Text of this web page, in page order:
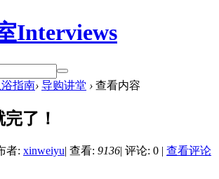
Interviews
指南› 导购讲堂 › 查看内容
了！
者: xinweiyu| 查看: 9136| 评论: 0 | 查看评论